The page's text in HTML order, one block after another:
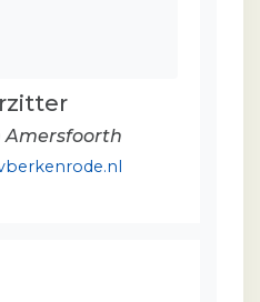
Amersfoorth